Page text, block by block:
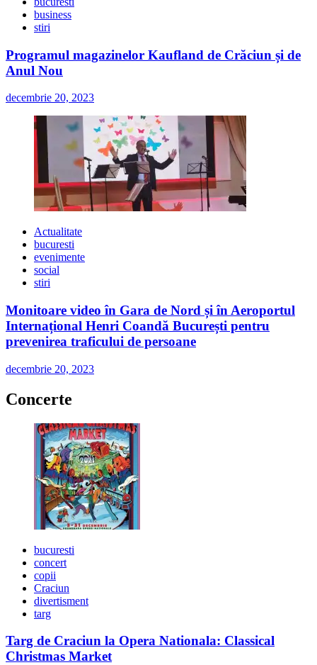
business
stiri
Programul magazinelor Kaufland de Crăciun și de
Anul Nou
decembrie 20, 2023
Actualitate
bucuresti
evenimente
social
stiri
Monitoare video în Gara de Nord și în Aeroportul
Internațional Henri Coandă București pentru
prevenirea traficului de persoane
decembrie 20, 2023
Concerte
bucuresti
concert
copii
Craciun
divertisment
targ
Targ de Craciun la Opera Nationala: Classical
Christmas Market